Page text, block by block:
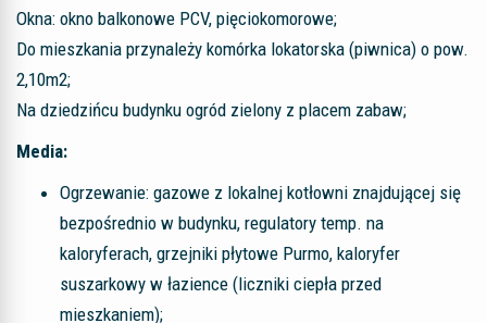
Okna: okno balkonowe PCV, pięciokomorowe;
Do mieszkania przynależy komórka lokatorska (piwnica) o pow.
2,10m2;
Na dziedzińcu budynku ogród zielony z placem zabaw;
Media:
Ogrzewanie: gazowe z lokalnej kotłowni znajdującej się
bezpośrednio w budynku, regulatory temp. na
kaloryferach, grzejniki płytowe Purmo, kaloryfer
suszarkowy w łazience (liczniki ciepła przed
mieszkaniem);